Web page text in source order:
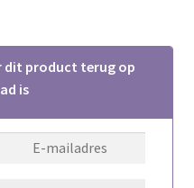
dit product terug op
is